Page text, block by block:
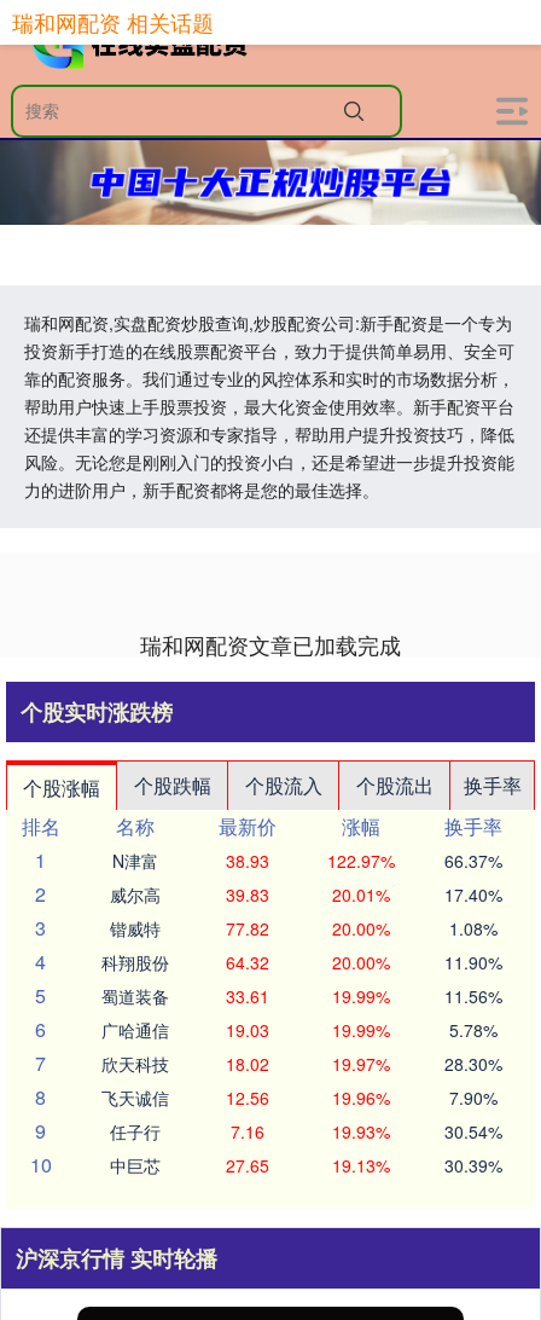
瑞和网配资,实盘配资炒股查询,炒股配资公司:新手配资是一个专为
投资新手打造的在线股票配资平台，致力于提供简单易用、安全可
靠的配资服务。我们通过专业的风控体系和实时的市场数据分析，
帮助用户快速上手股票投资，最大化资金使用效率。新手配资平台
还提供丰富的学习资源和专家指导，帮助用户提升投资技巧，降低
风险。无论您是刚刚入门的投资小白，还是希望进一步提升投资能
力的进阶用户，新手配资都将是您的最佳选择。
瑞和网配资 相关话题
瑞和网配资文章已加载完成
个股实时涨跌榜
个股涨幅 个股跌幅 个股流入 个股流出
换手率
排名
名称 最新价 涨幅
换手率
1
N津富 38.93 122.97% 66.37%
2 威尔高 39.83 20.01% 17.40%
3 锴威特 77.82 20.00% 1.08%
4 科翔股份 64.32 20.00% 11.90%
5 蜀道装备 33.61 19.99% 11.56%
6 广哈通信 19.03 19.99% 5.78%
7 欣天科技 18.02 19.97% 28.30%
8 飞天诚信 12.56 19.96% 7.90%
9 任子行 7.16 19.93% 30.54%
10 中巨芯 27.65 19.13% 30.39%
沪深京行情 实时轮播